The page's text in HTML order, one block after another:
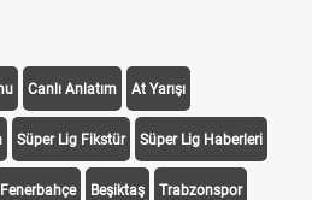
Canlı Anlatım At Yarışı
Süper Lig Fikstür Süper Lig Haberleri
Fenerbahçe Beşiktaş Trabzonspor